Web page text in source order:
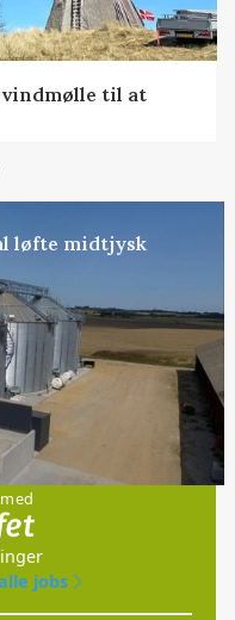
til at
løfte midtjysk
jobs